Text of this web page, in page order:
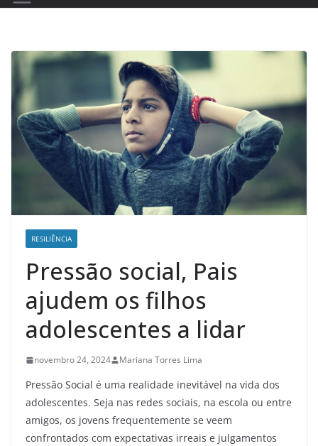
RESILIÊNCIA
Pressão social, Pais
ajudem os filhos
adolescentes a lidar
novembro 24, 2024 Mariana Torres Lima
Pressão Social é uma realidade inevitável na vida dos
adolescentes. Seja nas redes sociais, na escola ou entre
amigos, os jovens frequentemente se veem
confrontados com expectativas irreais e julgamentos